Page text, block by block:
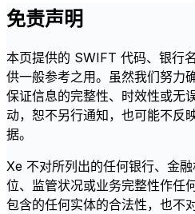
免责声明
本页提供的 SWIFT 代码、银行
供一般参考之用。虽然我们努力
保证信息的完整性、时效性或无
动，恕不另行通知，也可能不反
据。
Xe 不对所列出的任何银行、金
位、监管状况或业务完整性作任
包含的任何实体的合法性，也不